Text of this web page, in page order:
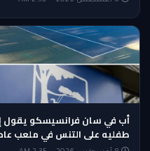
أب في سان فرانسيسكو يقول
طفليه على التنس في ملعب